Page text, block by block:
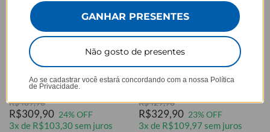
GANHE UMA NECESSAIRE
Cores:
+2
Bolsa Joy Pro - Mickey e Seus
Amigos - Paleta
★ ★★6260 avaliações
R$409,90
R$309,90 24% OFF
3x de R$103,30 sem juros
GANHE UMA NECESSAIRE
Cores:
Bolsa Joy Pro Rosa - Hello Kitty
- Lines
R$429,90
R$329,90 23% OFF
3x de R$109,97 sem juros
GANHAR PRESENTES
Não gosto de presentes
Ao se cadastrar você estará concordando com a nossa Política
de Privacidade.